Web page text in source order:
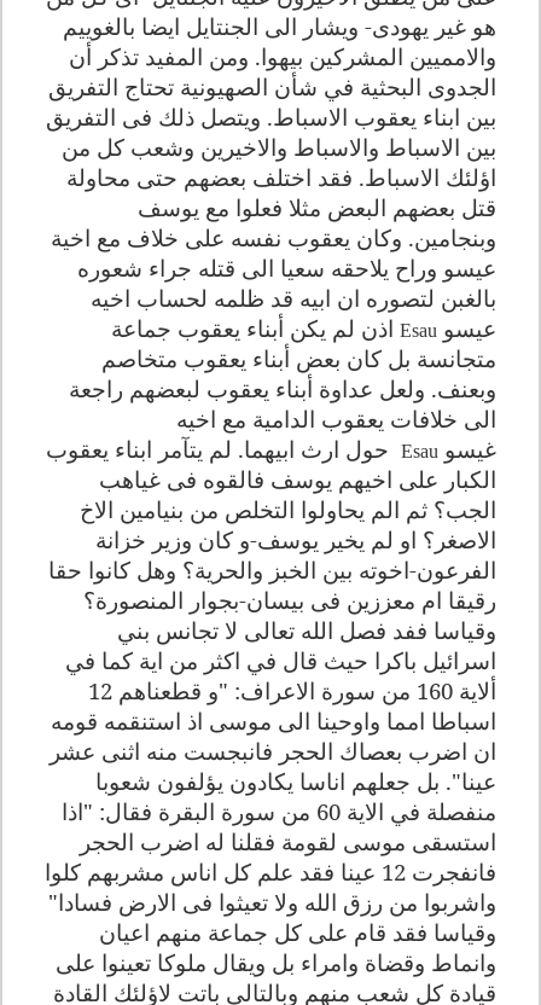
هو غير يهودى- ويشار الى الجنتايل ايضا بالغوييم
والامميين المشركين بيهوا. ومن المفيد تذكر أن
الجدوى البحثية في شأن الصهيونية تحتاج التفريق
بين ابناء يعقوب الاسباط. ويتصل ذلك فى التفريق
بين الاسباط والاسباط والاخيرين وشعب كل من
اؤلئك الاسباط. فقد اختلف بعضهم حتى محاولة
قتل بعضهم البعض مثلا فعلوا مع يوسف
وبنجامين. وكان يعقوب نفسه على خلاف مع اخية
عيسو وراح يلاحقه سعيا الى قتله جراء شعوره
بالغبن لتصوره ان ابيه قد ظلمه لحساب اخيه
عيسو Esau اذن لم يكن أبناء يعقوب جماعة
متجانسة بل كان بعض أبناء يعقوب متخاصم
وبعنف. ولعل عداوة أبناء يعقوب لبعضهم راجعة
الى خلافات يعقوب الدامية مع اخيه
غيسو Esau
حول ارث ابيهما. لم يتآمر ابناء يعقوب
الكبار على اخيهم يوسف فالقوه فى غياهب
الجب؟ ثم الم يحاولوا التخلص من بنيامين الاخ
الاصغر؟ او لم يخير يوسف-و كان وزير خزانة
الفرعون-اخوته بين الخبز والحرية؟ وهل كانوا حقا
رقيقا ام معززين فى بيسان-بجوار المنصورة؟
وقياسا ففد فصل الله تعالى لا تجانس بني
اسرائيل باكرا حيث قال في اكثر من اية كما في
ألاية 160 من سورة الاعراف: "و قطعناهم 12
اسباطا امما واوحينا الى موسى اذ استنقمه قومه
ان اضرب بعصاك الحجر فانبجست منه اثنى عشر
عينا". بل جعلهم اناسا يكادون يؤلفون شعوبا
منفصلة في الاية 60 من سورة البقرة فقال: "اذا
استسقى موسى لقومة فقلنا له اضرب الحجر
فانفجرت 12 عينا فقد علم كل اناس مشربهم كلوا
واشربوا من رزق الله ولا تعيثوا فى الارض فسادا"
وقياسا فقد قام على كل جماعة منهم اعيان
وانماط وقضاة وامراء بل ويقال ملوكا تعينوا على
قيادة كل شعب منهم وبالتالى باتت لاؤلئك القادة